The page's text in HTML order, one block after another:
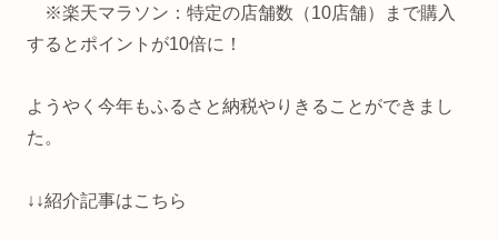
※楽天マラソン：特定の店舗数（10店舗）まで購入
するとポイントが10倍に！
ようやく今年もふるさと納税やりきることができまし
た。
↓↓紹介記事はこちら